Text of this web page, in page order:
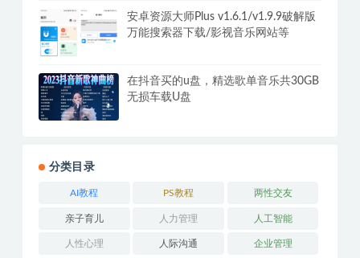
安卓资源大师Plus v1.6.1/v1.9.9破解版
万能搜索器下载/影视音乐网站等
在抖音买的u盘，精选歌单音乐共30GB
无损车载U盘
分类目录
AI教程 PS教程 两性交友
亲子育儿 人力管理 人工智能
人性心理 人际沟通 企业管理